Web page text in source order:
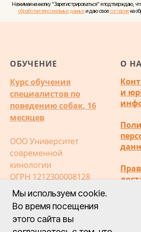
Нажимая на кнопку "Зарегистрироваться" я подтверждаю,
обработки персональных данныхи даю своесогласиена
Мы используем cookie.
Во время посещения
этого сайта вы
ОБУЧЕНИЕ
Курс обучения
специалистов по
поведению собак, 16
месяцев
ООО Университет
современной
кинологии
ОГРН 1212300008128
ИНН 2372028472
О
и